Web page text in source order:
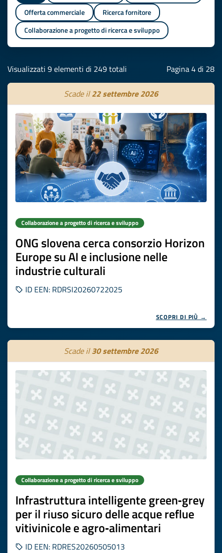
Offerta commerciale
Ricerca fornitore
Collaborazione a progetto di ricerca e sviluppo
Visualizzati 9 elementi di 249 totali Pagina 4 di 28
Scade il22 settembre 2026
Collaborazione a progetto di ricerca e sviluppo
ONG slovena cerca consorzio Horizon
Europe su AI e inclusione nelle
industrie culturali
ID EEN: RDRSI20260722025
SCOPRI DI PIÙ →
Scade il30 settembre 2026
Collaborazione a progetto di ricerca e sviluppo
Infrastruttura intelligente green‑grey
per il riuso sicuro delle acque reflue
vitivinicole e agro‑alimentari
ID EEN: RDRES20260505013